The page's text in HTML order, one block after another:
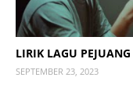
LIRIK LAGU
SEPTEMBER 23, 2023